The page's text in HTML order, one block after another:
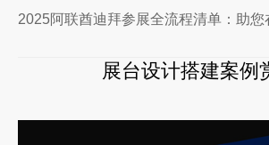
展台设计搭建案例